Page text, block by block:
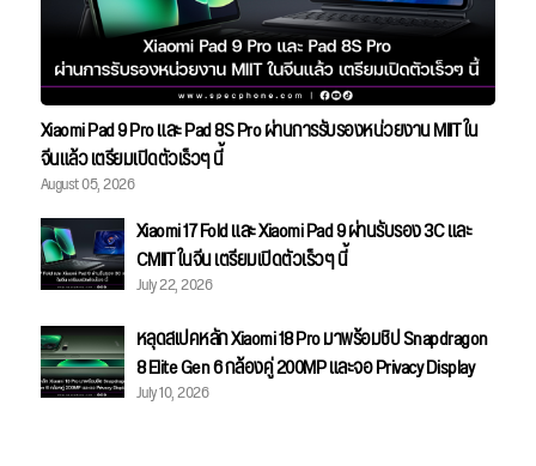
Xiaomi Pad 9 Pro และ Pad 8S Pro ผ่านการรับรองหน่วยงาน MIIT ใน
จีนแล้ว เตรียมเปิดตัวเร็วๆ นี้
August 05, 2026
Xiaomi 17 Fold และ Xiaomi Pad 9 ผ่านรับรอง 3C และ
CMIIT ในจีน เตรียมเปิดตัวเร็วๆ นี้
July 22, 2026
หลุดสเปคหลัก Xiaomi 18 Pro มาพร้อมชิป Snapdragon
8 Elite Gen 6 กล้องคู่ 200MP และจอ Privacy Display
July 10, 2026